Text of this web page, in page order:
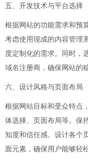
五、开发技术与平台选择
根据网站的功能需求和预
考虑使用现成的内容管理
度定制化的需求。同时，
域名注册商，确保网站的
六、设计风格与页面布局
根据网站目标和受众特点
体选择、页面布局等。保
知度和信任感。设计各个
面元素，确保用户能够轻